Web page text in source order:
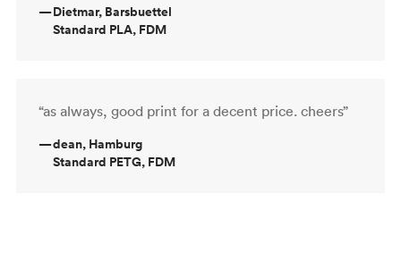
—Dietmar, Barsbuettel
Standard PLA, FDM
“as always, good print for a decent price. cheers”
—dean, Hamburg
Standard PETG, FDM